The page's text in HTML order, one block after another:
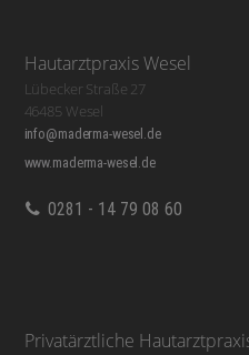
Hautarztpraxis Wesel
Lübecker Straße 27
46485 Wesel
info@maderma-wesel.de
www.maderma-wesel.de
0281 - 14 79 08 60
Privatärztliche